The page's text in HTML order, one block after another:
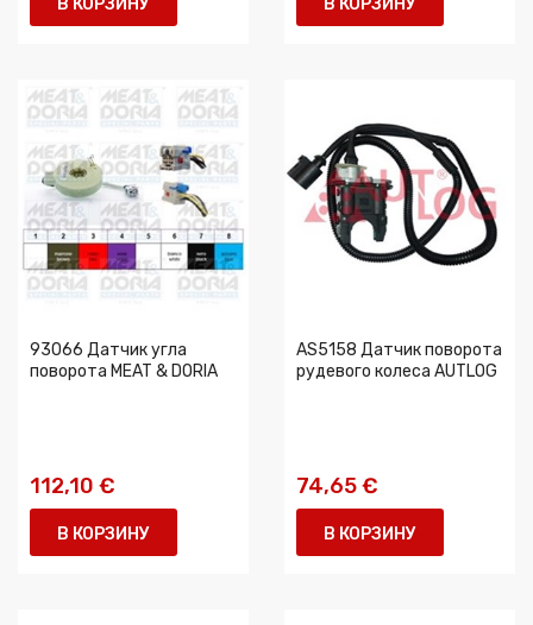
В КОРЗИНУ В КОРЗИНУ
93066 Датчик угла
поворота MEAT & DORIA
112,10 €
В КОРЗИНУ
AS5158 Датчик поворота
рудевого колеса AUTLOG
74,65 €
В КОРЗИНУ